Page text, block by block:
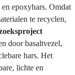
epoxyhars. Omdat
te recyclen,
door basaltvezel,
hars. Het
lichte en